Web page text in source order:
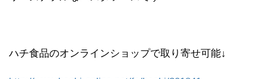
ハチ食品のオンラインショップで取り寄せ可能↓